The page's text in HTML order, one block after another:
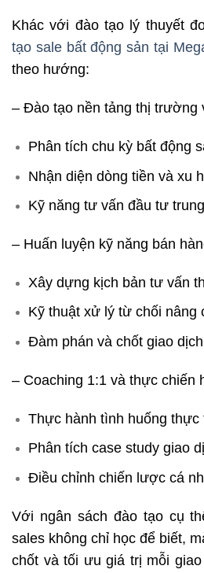
Khác với đào tạo lý thuyết
tạo sale bất động sản tại
theo hướng:
– Đào tạo nền tảng thị trường
Phân tích chu kỳ bất động
Nhận diện dòng tiền và xu
Kỹ năng tư vấn đầu tư
– Huấn luyện kỹ năng bán
Xây dựng kịch bản tư vấn
Kỹ thuật xử lý từ chối nâng
Đàm phán và chốt giao
– Coaching 1:1 và thực chiến
Thực hành tình huống thực
Phân tích case study giao
Điều chỉnh chiến lược cá
Với ngân sách đào tạo cụ
sales không chỉ học để biết,
chốt và tối ưu giá trị mỗi